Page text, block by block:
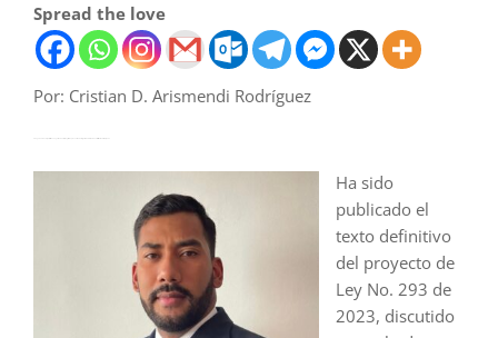
Spread the love
Por: Cristian D. Arismendi Rodríguez
Ha sido
publicado el
texto definitivo
del proyecto de
Ley No. 293 de
2023, discutido